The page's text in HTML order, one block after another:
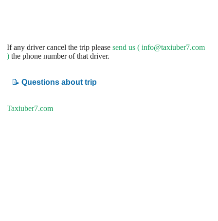
If any driver cancel the trip please send us ( info@taxiuber7.com
) the phone number of that driver.
📝 Questions about trip
Taxiuber7.com